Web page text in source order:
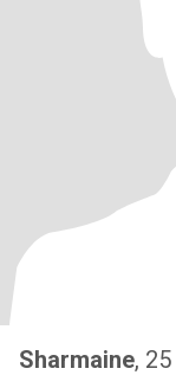
Sharmaine, 25